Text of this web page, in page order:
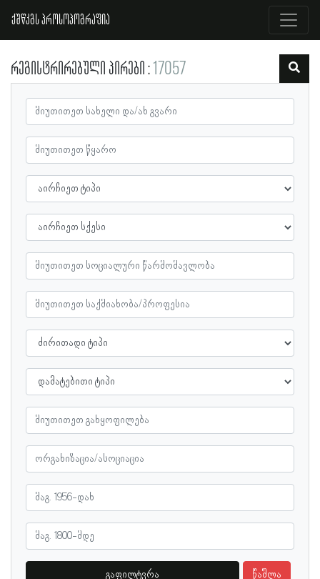
ქშწკგს პროსოპოგრაფია
რეგისტრირებული პირები 17057
გაფილტვრა წაშლა